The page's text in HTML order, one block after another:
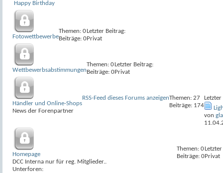
Happy Birthday
Fotowettbewerbe
Themen: 0
Beiträge: 0
Letzter Beitrag:
Privat
Wettbewerbsabstimmungen
Themen: 0
Beiträge: 0
Letzter Beitrag:
Privat
Händler und Online-Shops
News der Forenpartner
RSS-Feed dieses Forums anzeigenThemen: 27
Beiträge: 174
Letzter
von
Homepage
DCC Interna nur für reg. Mitglieder..
Unterforen:
Themen: 0
Beiträge: 0Privat